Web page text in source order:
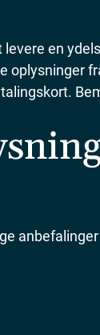
en
oplysninger